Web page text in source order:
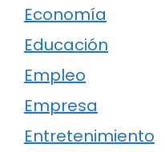
Economía
Educación
Empleo
Empresa
Entretenimiento